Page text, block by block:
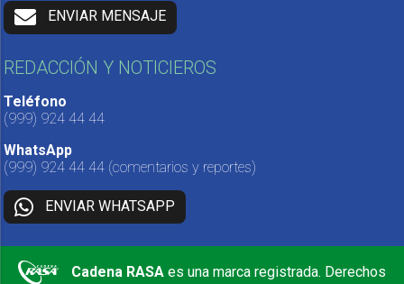
ENVIAR MENSAJE
REDACCIÓN Y NOTICIEROS
Teléfono
(999) 924 44 44
WhatsApp
(999) 924 44 44 (comentarios y reportes)
ENVIAR WHATSAPP
Cadena RASA es una marca registrada. Derechos